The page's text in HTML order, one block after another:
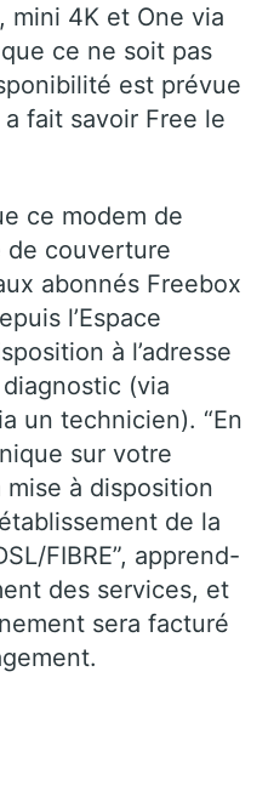
mini 4K et One via
ce ne soit pas
est prévue
a fait savoir Free le
ce modem de
de couverture
abonnés Freebox
l’Espace
à l’adresse
(via
un technicien). “En
sur votre
à disposition
de la
FIBRE”, apprend-
des services, et
sera facturé